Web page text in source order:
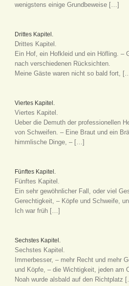
wenigstens einige Grundbeweise […]
Drittes Kapitel.
Drittes Kapitel.
Ein Hof, ein Hofkleid und ein Höfling. –
nach verschiedenen Rücksichten.
Meine Gäste waren nicht so bald fort,
Viertes Kapitel.
Viertes Kapitel.
Ueber die Demuth der professionellen
von Schweifen. – Eine Braut und ein
himmlische Dinge, – […]
Fünftes Kapitel.
Fünftes Kapitel.
Ein sehr gewöhnlicher Fall, oder viel
Gerechtigkeit, – Köpfe und Schweife,
Ich war früh […]
Sechstes Kapitel.
Sechstes Kapitel.
Immerbesser, – mehr Recht und mehr
und Köpfe, – die Wichtigkeit, jeden am
Noah wurde alsbald auf den Richtplatz